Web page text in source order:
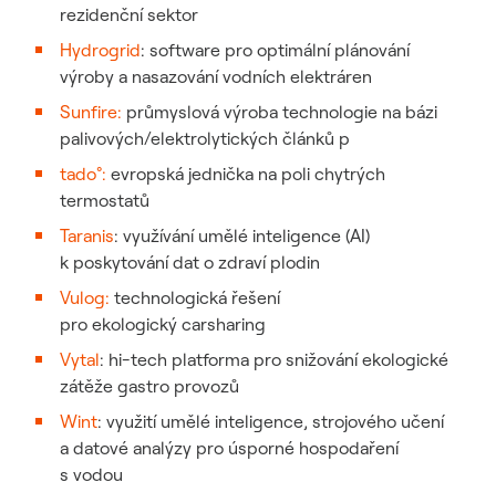
rezidenční sektor
Hydrogrid: software pro optimální plánování
výroby a nasazování vodních elektráren
Sunfire: průmyslová výroba technologie na bázi
palivových/elektrolytických článků p
tado°: evropská jednička na poli chytrých
termostatů
Taranis: využívání umělé inteligence (AI)
k poskytování dat o zdraví plodin
Vulog: technologická řešení
pro ekologický carsharing
Vytal: hi-tech platforma pro snižování ekologické
zátěže gastro provozů
Wint: využití umělé inteligence, strojového učení
a datové analýzy pro úsporné hospodaření
s vodou